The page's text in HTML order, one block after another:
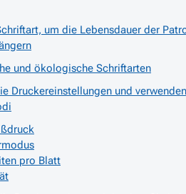
um die Lebensdauer der
und ökologische Schriftarten
Druckereinstellungen und
pro Blatt